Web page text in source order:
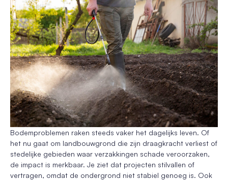
Bodemproblemen raken steeds vaker het dagelijks leven. Of
het nu gaat om landbouwgrond die zijn draagkracht verliest of
stedelijke gebieden waar verzakkingen schade veroorzaken,
de impact is merkbaar. Je ziet dat projecten stilvallen of
vertragen, omdat de ondergrond niet stabiel genoeg is. Ook